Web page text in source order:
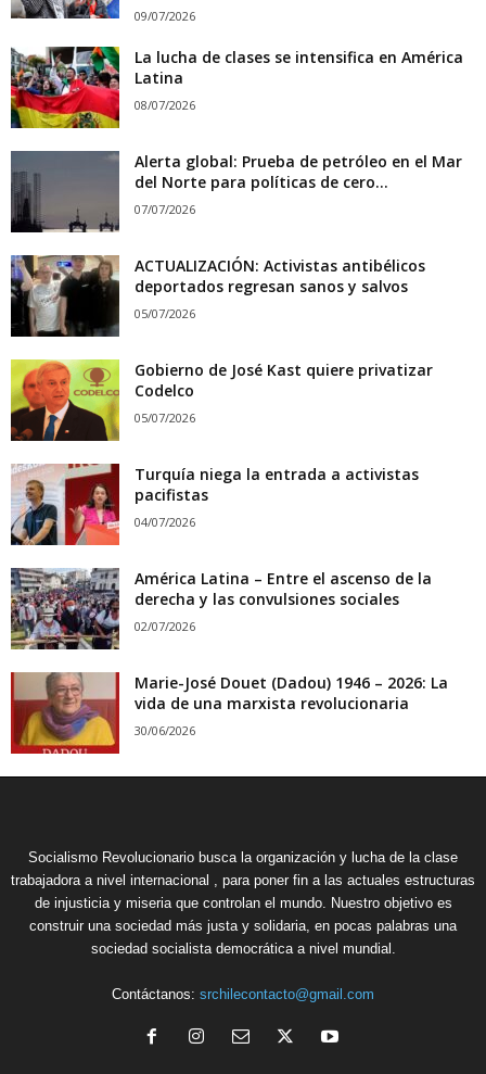
09/07/2026
La lucha de clases se intensifica en América
Latina
08/07/2026
Alerta global: Prueba de petróleo en el Mar
del Norte para políticas de cero...
07/07/2026
ACTUALIZACIÓN: Activistas antibélicos
deportados regresan sanos y salvos
05/07/2026
Gobierno de José Kast quiere privatizar
Codelco
05/07/2026
Turquía niega la entrada a activistas
pacifistas
04/07/2026
América Latina – Entre el ascenso de la
derecha y las convulsiones sociales
02/07/2026
Marie-José Douet (Dadou) 1946 – 2026: La
vida de una marxista revolucionaria
30/06/2026
Socialismo Revolucionario busca la organización y lucha de la clase
trabajadora a nivel internacional , para poner fin a las actuales estructuras
de injusticia y miseria que controlan el mundo. Nuestro objetivo es
construir una sociedad más justa y solidaria, en pocas palabras una
sociedad socialista democrática a nivel mundial.
Contáctanos: srchilecontacto@gmail.com